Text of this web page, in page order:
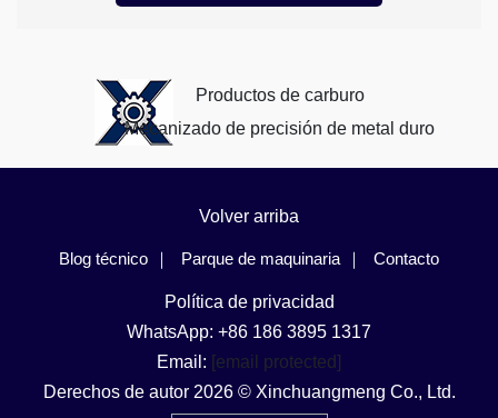
Productos de carburo
Mecanizado de precisión de metal duro
Volver arriba
Blog técnico Parque de maquinaria Contacto
Política de privacidad
WhatsApp: +86 186 3895 1317
Email: [email protected]
Derechos de autor 2026 © Xinchuangmeng Co., Ltd.